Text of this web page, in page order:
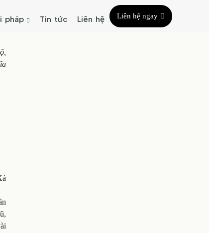
pháp Tin tức Liên hệ Liên hệ ngay